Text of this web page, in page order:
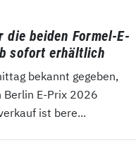
beiden Formel-E-
sofort erhältlich
bekannt gegeben,
Berlin E-Prix 2026
ist bere...